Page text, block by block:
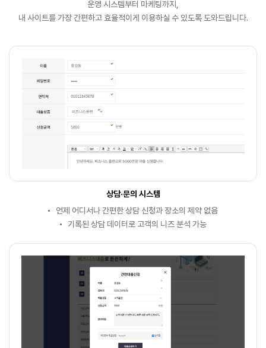
운영 시스템부터 마케팅까지,
내 사이트를 가장 간편하고 효율적이게 이용하실 수 있도록 도와드립니다.
상담·문의 시스템
언제 어디서나 간편한 상담 신청과 장소의 제약 없음
기록된 상담 데이터로 고객의 니즈 분석 가능